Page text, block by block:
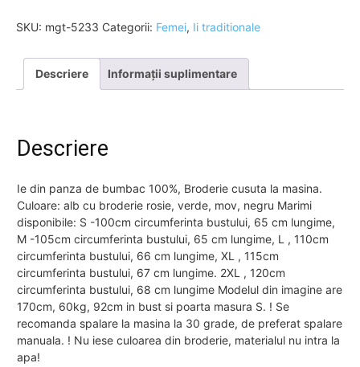
SKU: mgt-5233 Categorii: Femei, Ii traditionale
Descriere Informații suplimentare
Descriere
Ie din panza de bumbac 100%, Broderie cusuta la masina.
Culoare: alb cu broderie rosie, verde, mov, negru Marimi
disponibile: S -100cm circumferinta bustului, 65 cm lungime,
M -105cm circumferinta bustului, 65 cm lungime, L , 110cm
circumferinta bustului, 66 cm lungime, XL , 115cm
circumferinta bustului, 67 cm lungime. 2XL , 120cm
circumferinta bustului, 68 cm lungime Modelul din imagine are
170cm, 60kg, 92cm in bust si poarta masura S. ! Se
recomanda spalare la masina la 30 grade, de preferat spalare
manuala. ! Nu iese culoarea din broderie, materialul nu intra la
apa!